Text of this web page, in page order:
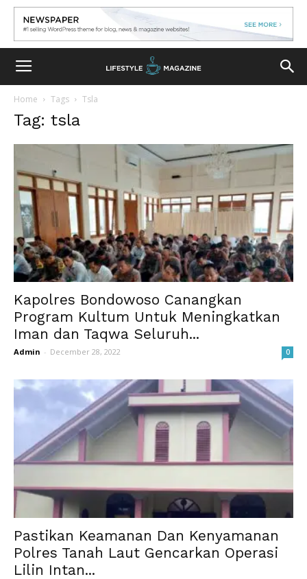
Home Tags Tsla
Tag: tsla
Kapolres Bondowoso Canangkan
Program Kultum Untuk Meningkatkan
Iman dan Taqwa Seluruh...
Admin - December 28, 2022 0
Pastikan Keamanan Dan Kenyamanan
Polres Tanah Laut Gencarkan Operasi
Lilin Intan...